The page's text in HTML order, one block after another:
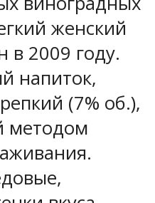
женский
в 2009 году.
напиток,
(7% об.),
методом